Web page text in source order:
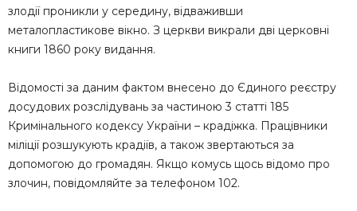
злодії проникли у середину, відваживши
металопластикове вікно. З церкви викрали дві церковні
книги 1860 року видання.
Відомості за даним фактом внесено до Єдиного реєстру
досудових розслідувань за частиною 3 статті 185
Кримінального кодексу України – крадіжка. Працівники
міліції розшукують крадіїв, а також звертаються за
допомогою до громадян. Якщо комусь щось відомо про
злочин, повідомляйте за телефоном 102.